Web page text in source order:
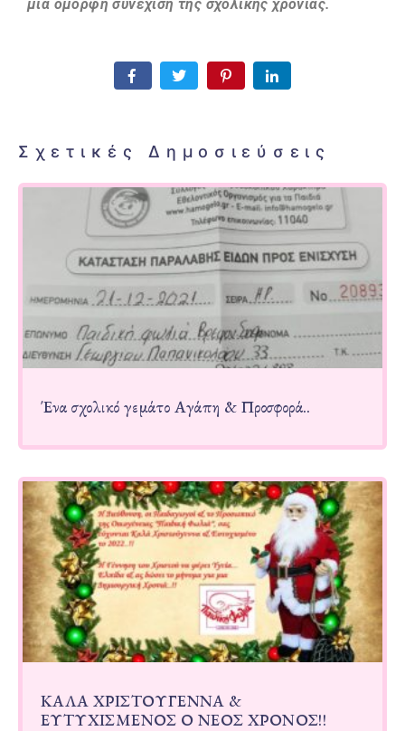
μία όμορφη συνέχιση της σχολικής χρονιάς.
Σχετικές Δημοσιεύσεις
Ένα σχολικό γεμάτο Αγάπη & Προσφορά..
ΚΑΛΑ ΧΡΙΣΤΟΥΓΕΝΝΑ &
ΕΥΤΥΧΙΣΜΕΝΟΣ Ο ΝΕΟΣ ΧΡΟΝΟΣ!!